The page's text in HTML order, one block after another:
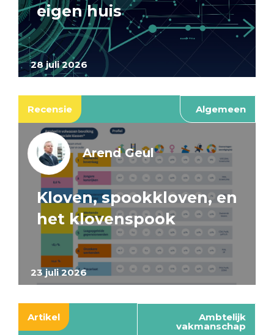
28 juli 2026
eigen huis
Recensie Algemeen
23 juli 2026
Arend Geul
Kloven, spookkloven, en
het klovenspook
Artikel Ambtelijk
vakmanschap